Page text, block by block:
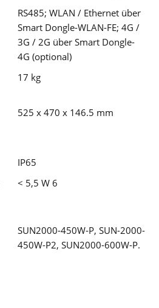
RS485; WLAN / Ethernet über
Smart Dongle-WLAN-FE; 4G /
3G / 2G über Smart Dongle-
4G (optional)
17 kg
525 x 470 x 146.5 mm
IP65
< 5,5 W 6
SUN2000-450W-P, SUN-2000-
450W-P2, SUN2000-600W-P.